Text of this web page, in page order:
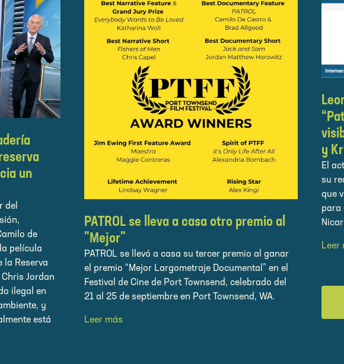
un
del
de
película
la Reserva
Jordan
ilegal en
y
está
PATROL se lleva a casa otro premio al
"Mejor"
PATROL se llevó a casa su tercer premio al ganar
el premio “Mejor Largometraje Documental” en el
Festival de Cine de Port Townsend, celebrado del
21 al 25 de septiembre en Port Townsend, WA.
Leer más
y
El
su
que
para
Leer